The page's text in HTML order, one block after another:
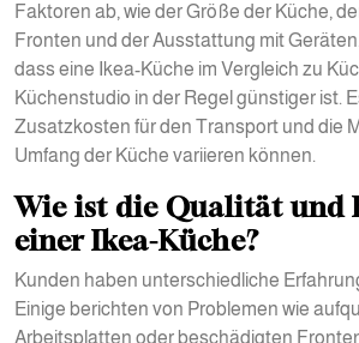
Faktoren ab, wie der Größe der Küche,
Fronten und der Ausstattung mit
dass eine Ikea-Küche im Vergleich zu
Küchenstudio in der Regel günstiger ist.
Zusatzkosten für den Transport und die
Umfang der Küche variieren können.
Wie ist die Qualität und
einer Ikea-Küche?
Kunden haben unterschiedliche
Einige berichten von Problemen wie
Arbeitsplatten oder beschädigten